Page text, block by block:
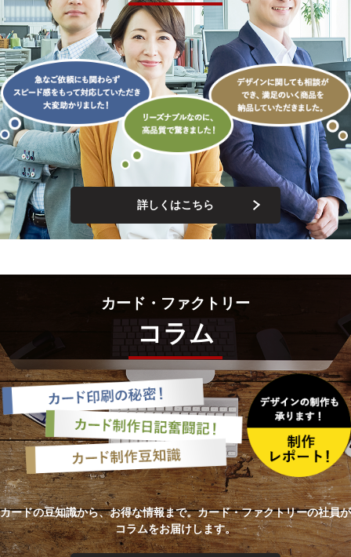
詳しくはこちら
カード・ファクトリー
コラム
カードの豆知識から、お得な情報まで。カード・ファクトリーの社員が
コラムをお届けします。